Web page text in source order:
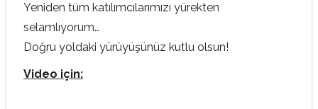
Yeniden tüm katılımcılarımızı yürekten
selamlıyorum…
Doğru yoldaki yürüyüşünüz kutlu olsun!
Video için: